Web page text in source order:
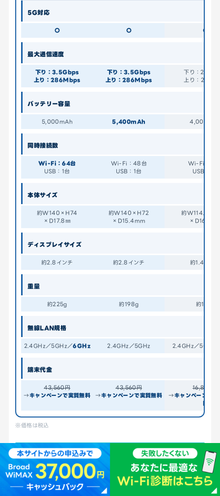
5G対応
〇 〇 〇
最大通信速度
下り：3.5Gbps
上り：286Mbps
下り：3.5Gbps
上り：286Mbps
下り：
上り：
バッテリー容量
5,000mAh 5,400mAh
同時接続数
Wi-Fi：64台
USB：1台
Wi-Fi：48台
USB：1台
Wi-Fi：24
USB：1台
本体サイズ
約W140×H74
×D17.8㎜
約W140×H72
×D15.4mm
約
ディスプレイサイズ
約2.8インチ 約2.8インチ 約1.4イン
重量
約225g 約198g 約177g
無線LAN規格
2.4GHz／5GHz／6GHz 2.4GHz／5GHz 2.4GHz／5GHz
端末代金
43,560円
→キャンペーンで実質無料
43,560円
→キャンペーンで実質無料
16,800円
→キャンペーンで
※価格は税込
WiMAXと楽天モバイルのスペック・価格の違い
WiMAX端末の方が最大通信速度
やバッテリー容量の性能が高い